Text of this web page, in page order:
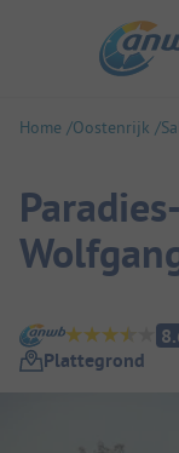
Home Oostenrijk
Camping
Plattegrond